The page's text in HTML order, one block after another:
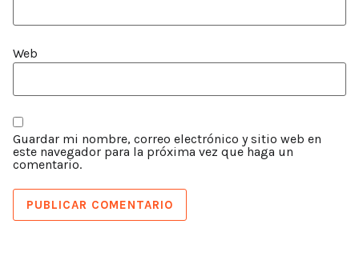
Web
Guardar mi nombre, correo electrónico y sitio web en
este navegador para la próxima vez que haga un
comentario.